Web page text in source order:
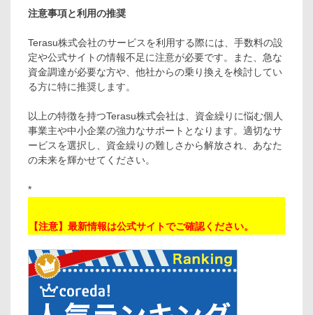
注意事項と利用の推奨
Terasu株式会社のサービスを利用する際には、手数料の設
定や公式サイトの情報不足に注意が必要です。また、急な
資金調達が必要な方や、他社からの乗り換えを検討してい
る方に特に推奨します。
以上の特徴を持つTerasu株式会社は、資金繰りに悩む個人
事業主や中小企業の強力なサポートとなります。適切なサ
ービスを選択し、資金繰りの難しさから解放され、あなた
の未来を輝かせてください。
*
【注意】最新情報は公式サイトでご確認ください。